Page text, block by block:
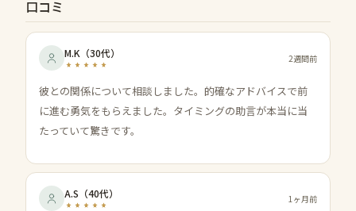
口コミ
M.K （30代） 2週間前
彼との関係について相談しました。的確なアドバイスで前
に進む勇気をもらえました。タイミングの助言が本当に当
たっていて驚きです。
A.S （40代） 1ヶ月前